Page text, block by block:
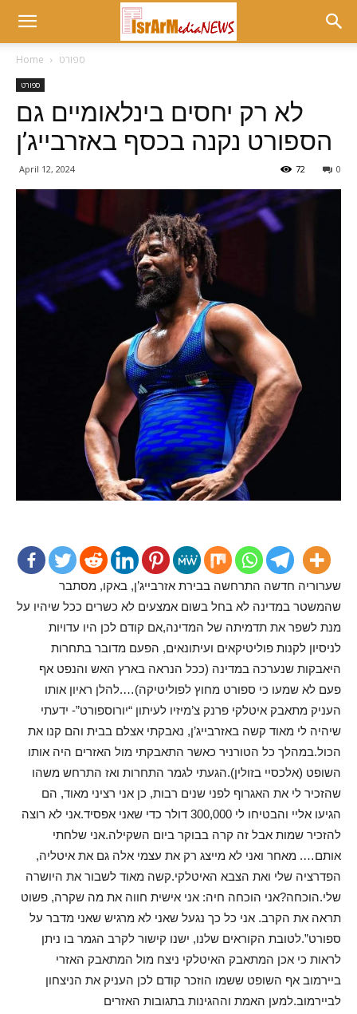
Home ספורט
ספורט
לא רק יחסים בינלאומיים גם
הספורט נקנה בכסף באזרבייג’ן
April 12, 2024 0
72
שערוריה חדשה התרחשה בבירת אזרבייג’ן, באקו, מסתבר
שהמשטר במדינה לא בחל בשום אמצעים לא כשרים ככל שיהיו על
מנת לשפר את תדמיתה של המדינה,אם קודם לכן היו עדויות
לניסיון לקנות פוליטיקאים ועיתונאים, הפעם מדובר בתחרות
היאבקות שנערכה במדינה (ככל הנראה בארץ האש והנפט אף
פעם לא שמעו כי ספורט מחוץ לפוליטיקה)….להלן ראיון אותו
העניק מתאבק איטלקי פרנק צ’מיזיו לעיתון “יורוספורט”- ידעתי
שיהיה לי מאוד קשה באזרבייג’ן, נאבקתי אצלם בבית והם קנו את
הכול.במהלך כל הטורניר כאשר התאבקתי מול האזרים היה אותו
השופט (אלכסיי בזולין).הגעתי לגמר התחרות ואז התרחש משהו
שהזכיר לי את האגרוף לפני שנים רבות, כן אני רציני מאוד, הם
הגיעו אליי והבטיחו לי 300,000 דולר כדי שאני אפסיד.אני לא רוצה
להזכיר שמות אבל זה קרה בבוקר ביום השקילה.אני שלחתי
אותם…. מאחר ואני לא מייצג רק את עצמי אלה גם את איטליה,
הפדרציה שלי ואת הצבא האיטלקי.קשה מאוד לשבור את היושרה
שלי.הוכחה?אני הוכחה חיה: אני אישית חווה את מה שקרה, פשוט
תראה את הקרב. אני כל כך נגעל שאני לא מרגיש שאני מדבר על
ספורט”.לטובת הקוראים שלנו, ישנו קישור לקרב הגמר בו ניתן
לראות כי אכן המתאבק האיטלקי ניצח מול המתאבק האזרי
ביירמוב אף השופט ששמו הוזכר קודם לכן העניק את הניצחון
לביירמוב.למען האמת וההגינות בתגובות האזרים